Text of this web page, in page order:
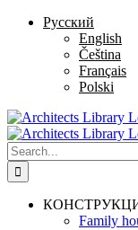
Skip
Русский
English
Čeština
Français
Polski
Search
for:
Family